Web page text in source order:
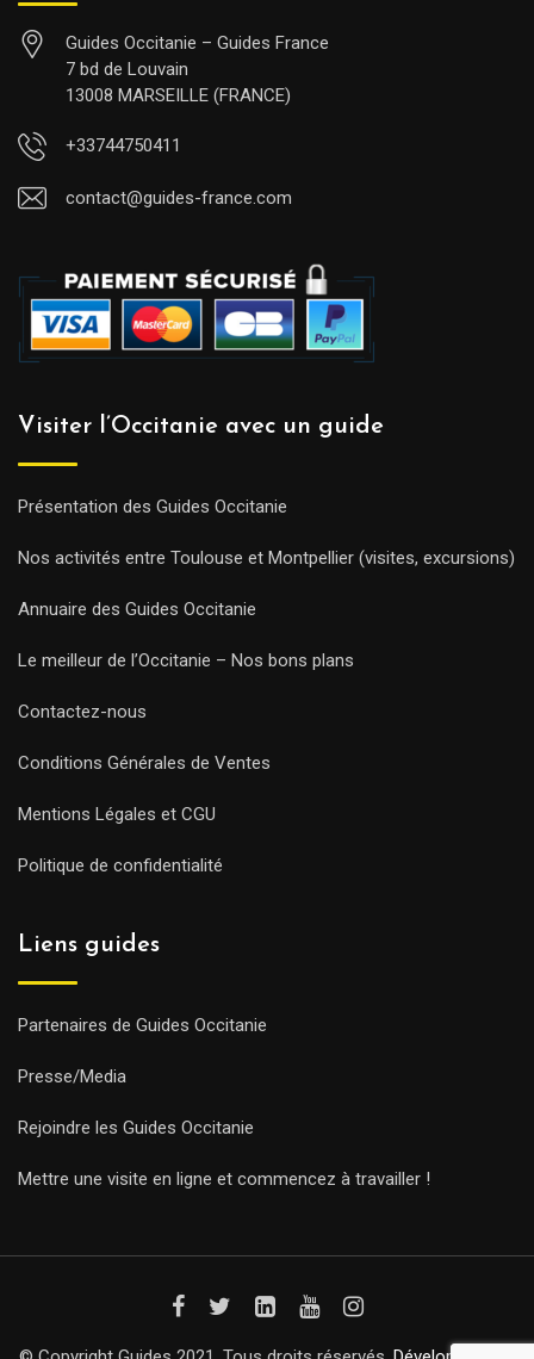
Guides Occitanie – Guides France
7 bd de Louvain
13008 MARSEILLE (FRANCE)
+33744750411
contact@guides-france.com
Visiter l’Occitanie avec un guide
Présentation des Guides Occitanie
Nos activités entre Toulouse et Montpellier (visites, excursions)
Annuaire des Guides Occitanie
Le meilleur de l’Occitanie – Nos bons plans
Contactez-nous
Conditions Générales de Ventes
Mentions Légales et CGU
Politique de confidentialité
Liens guides
Partenaires de Guides Occitanie
Presse/Media
Rejoindre les Guides Occitanie
Mettre une visite en ligne et commencez à travailler !